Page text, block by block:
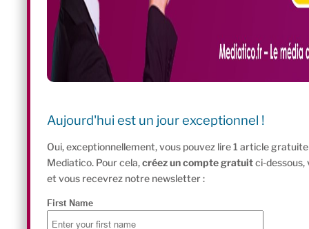
Aujourd'hui est un jour exceptionnel !
Oui, exceptionnellement, vous pouvez lire 1 article
Mediatico. Pour cela,créez un compte gratuitci-dessous,
et vous recevrez notre newsletter :
First Name